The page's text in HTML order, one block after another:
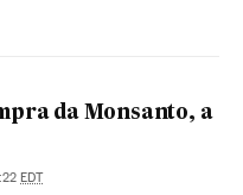
da Monsanto, a
EDT